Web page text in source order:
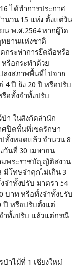
ได้ทำการประกาศ
นวน 15 แห่ง ตั้งแต่วัน
น พ.ศ.2564 หากผู้ใด
ยานแห่งชาติ
กระทำการยึดถือหรือ
หรือกระทำด้วย
ลงสภาพพื้นที่ไปจาก
4 ปี ถึง 20 ปี หรือปรับ
รือทั้งจำทั้งปรับ
า ในสังกัดสำนัก
ศปิดพื้นที่เขตรักษา
ทั้งหมดแล้ว จำนวน 8
วันที่ 30 เมษายน
มพระราชบัญญัติสงวน
มีโทษจำคุกไม่เกิน 3
จำทั้งปรับ มาตรา 54
บาท หรือทั้งจำทั้งปรับ
ปี หรือปรับตั้งแต่
จำทั้งปรับ แล้วแต่กรณี
าไม้ที่ 1 เชียงใหม่